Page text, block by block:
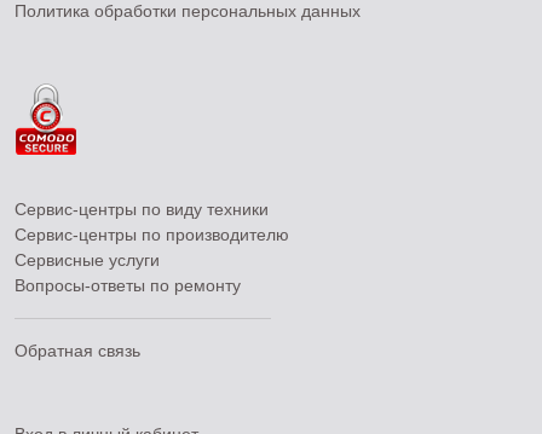
Политика обработки персональных данных
Сервис-центры по виду техники
Сервис-центры по производителю
Сервисные услуги
Вопросы-ответы по ремонту
Обратная связь